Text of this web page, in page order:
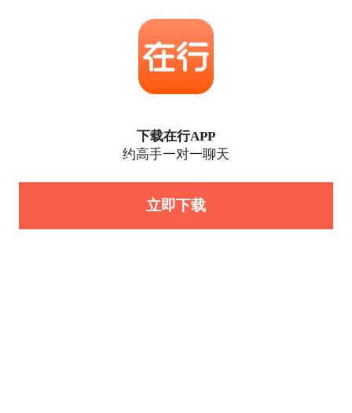
下载在行APP
约高手一对一聊天
立即下载